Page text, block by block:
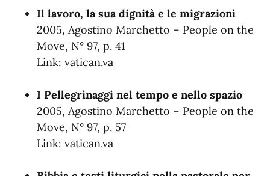
Il lavoro, la sua dignità e le migrazioni
2005, Agostino Marchetto – People on the
Move, N° 97, p. 41
Link:vatican.va
I Pellegrinaggi nel tempo e nello spazio
2005, Agostino Marchetto – People on the
Move, N° 97, p. 57
Link:vatican.va